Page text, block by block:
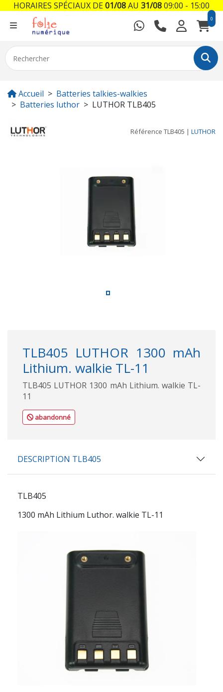
0
Accueil
Batteries talkies-walkies
Batteries luthor
LUTHOR TLB405
Référence TLB405 | LUTHOR
TLB405 LUTHOR 1300 mAh
Lithium. walkie TL-11
TLB405 LUTHOR 1300 mAh Lithium. walkie TL-
11
abandonné
DESCRIPTION TLB405
TLB405
1300 mAh Lithium Luthor. walkie TL-11
HORAIRES SPÉCIAUX DE01/08AU 31/0809:00 - 15:00